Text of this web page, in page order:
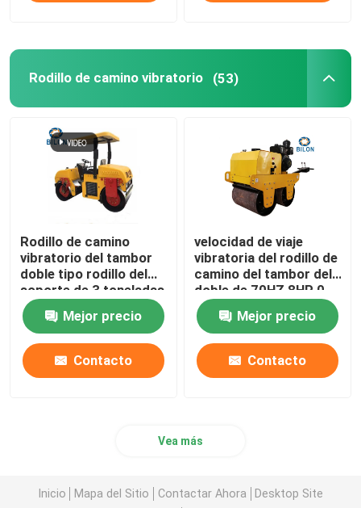
Rodillo de camino vibratorio (53)
Rodillo de camino
vibratorio del tambor
doble tipo rodillo del
soporte de 3 toneladas
de camino
Mejor precio
Contacto
velocidad de viaje
vibratoria del rodillo de
camino del tambor del
doble de 70HZ 8HP 0-
4km/H
Mejor precio
Contacto
Vea más
Inicio Mapa del Sitio Contactar Ahora
Desktop Site